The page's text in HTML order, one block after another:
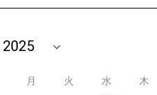
月 火 水 木